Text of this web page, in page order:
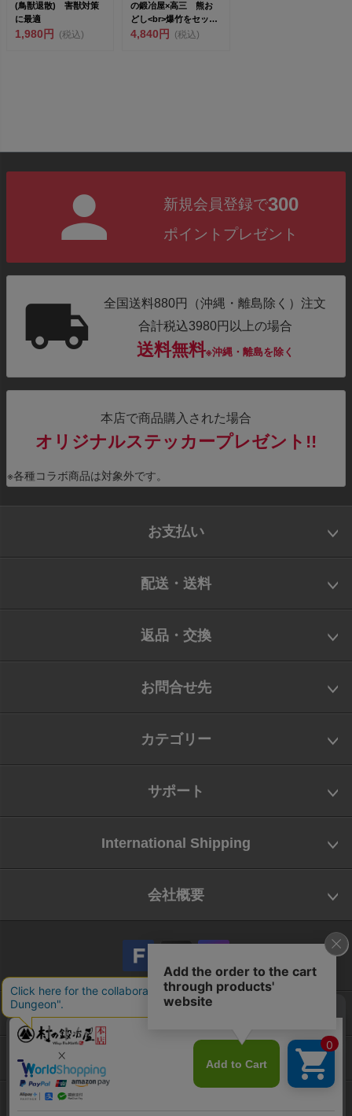
(鳥獣退散) 害獣対策
に最適
1,980円 (税込)
の鍛冶屋×高三 熊お
どし<br>爆竹をセット
して音で...
4,840円 (税込)
新規会員登録で300
ポイントプレゼント
全国送料880円（沖縄・離島除く）注文
合計税込3980円以上の場合
送料無料※沖縄・離島を除く
本店で商品購入された場合
オリジナルステッカープレゼント!!
※各種コラボ商品は対象外です。
お支払い
配送・送料
返品・交換
お問合せ先
カテゴリー
サポート
International Shipping
会社概要
会社概要
お問い合わせ
特定商取引法に基づく表示